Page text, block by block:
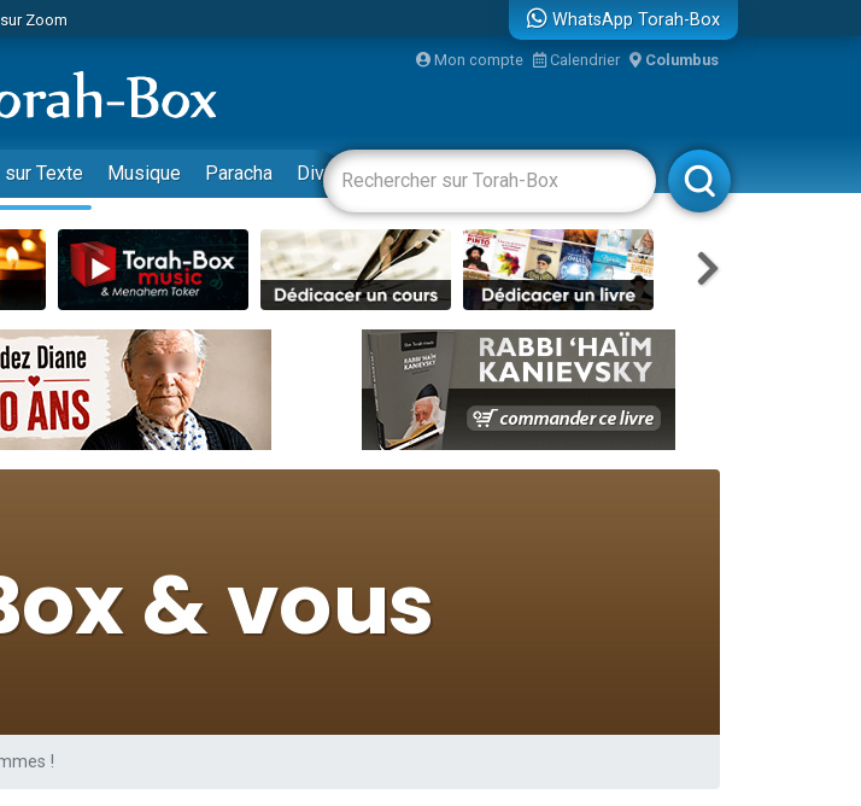
Zoom
Reloger Rivka, 6 enfants, victime de violences...
1 Journée de Vacances Pour les Enfants
Zoom
Sauvez la jambe de Yohan
Zoom
WhatsApp Torah-Box
Mon compte Calendrier Columbus
sur Texte Musique Paracha Divertissements Livres Rabbanim
!